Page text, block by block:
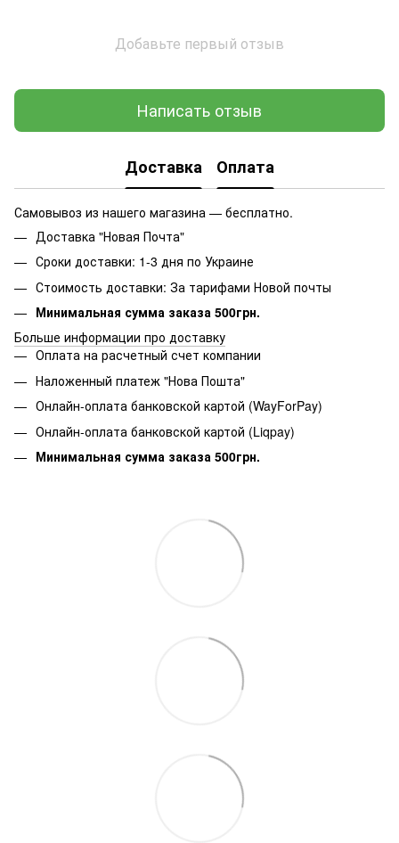
Добавьте первый отзыв
Написать отзыв
Доставка Оплата
Самовывоз из нашего магазина — бесплатно.
Доставка "Новая Почта"
Сроки доставки: 1-3 дня по Украине
Стоимость доставки: За тарифами Новой почты
Минимальная сумма заказа 500грн.
Больше информации про доставку
Оплата на расчетный счет компании
Наложенный платеж "Нова Пошта"
Онлайн-оплата банковской картой (WayForPay)
Онлайн-оплата банковской картой (Liqpay)
Минимальная сумма заказа 500грн.